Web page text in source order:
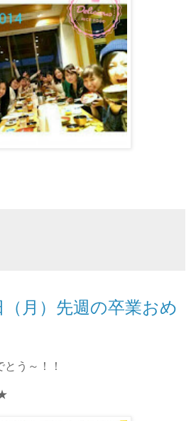
（月）先週の卒業おめ
う～！！